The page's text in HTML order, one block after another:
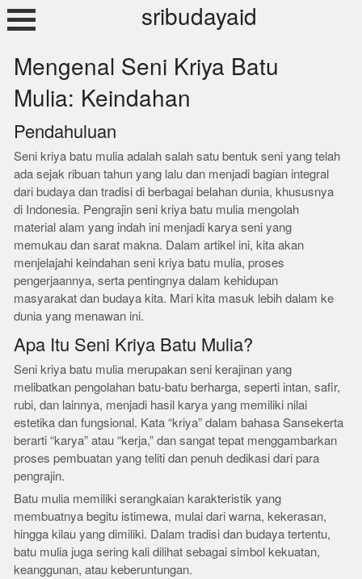
Skip
to
sribudayaid
Mengenal Seni Kriya Batu
Mulia: Keindahan
Pendahuluan
Seni kriya batu mulia adalah salah satu bentuk seni yang telah
ada sejak ribuan tahun yang lalu dan menjadi bagian integral
dari budaya dan tradisi di berbagai belahan dunia, khususnya
di Indonesia. Pengrajin seni kriya batu mulia mengolah
material alam yang indah ini menjadi karya seni yang
memukau dan sarat makna. Dalam artikel ini, kita akan
menjelajahi keindahan seni kriya batu mulia, proses
pengerjaannya, serta pentingnya dalam kehidupan
masyarakat dan budaya kita. Mari kita masuk lebih dalam ke
dunia yang menawan ini.
Apa Itu Seni Kriya Batu Mulia?
Seni kriya batu mulia merupakan seni kerajinan yang
melibatkan pengolahan batu-batu berharga, seperti intan, safir,
rubi, dan lainnya, menjadi hasil karya yang memiliki nilai
estetika dan fungsional. Kata “kriya” dalam bahasa Sansekerta
berarti “karya” atau “kerja,” dan sangat tepat menggambarkan
proses pembuatan yang teliti dan penuh dedikasi dari para
pengrajin.
Batu mulia memiliki serangkaian karakteristik yang
membuatnya begitu istimewa, mulai dari warna, kekerasan,
hingga kilau yang dimiliki. Dalam tradisi dan budaya tertentu,
batu mulia juga sering kali dilihat sebagai simbol kekuatan,
keanggunan, atau keberuntungan.